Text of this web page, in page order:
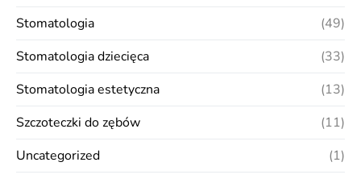
Stomatologia
(49)
Stomatologia dziecięca
(33)
Stomatologia estetyczna
(13)
Szczoteczki do zębów
(11)
Uncategorized
(1)